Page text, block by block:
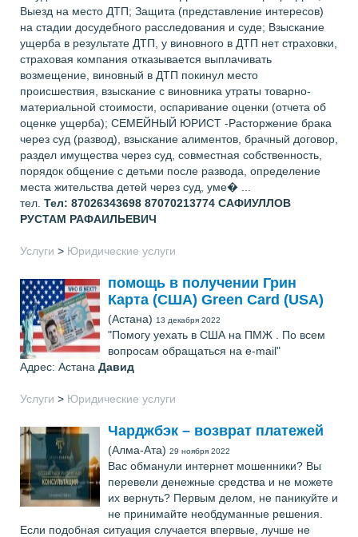
Выезд на место ДТП; Защита (представление интересов)
на стадии досудебного расследования и суде; Взыскание
ущерба в результате ДТП, у виновного в ДТП нет страховки,
страховая компания отказывается выплачивать
возмещение, виновный в ДТП покинул место
происшествия, взыскание с виновника утраты товарно-
материальной стоимости, оспаривание оценки (отчета об
оценке ущерба); СЕМЕЙНЫЙ ЮРИСТ -Расторжение брака
через суд (развод), взыскание алиментов, брачный договор,
раздел имущества через суд, совместная собственность,
порядок общение с детьми после развода, определение
места жительства детей через суд, уме� ...
тел. Тел: 87026343698 87070213774 САФИУЛЛОВ
РУСТАМ РАФАИЛЬЕВИЧ
Услуги > Юридические услуги
помощь в получении Грин
Карта (США) Green Card (USA)
(Астана) 13 декабря 2022
"Помогу уехать в США на ПМЖ . По всем
вопросам обращаться на e-mail"
Адрес: Астана Давид
Услуги > Юридические услуги
Чарджбэк – возврат платежей
(Алма-Ата) 29 ноября 2022
Вас обманули интернет мошенники? Вы
перевели денежные средства и не можете
их вернуть? Первым делом, не паникуйте и
не принимайте необдуманные решения.
Если подобная ситуация случается впервые, лучше не